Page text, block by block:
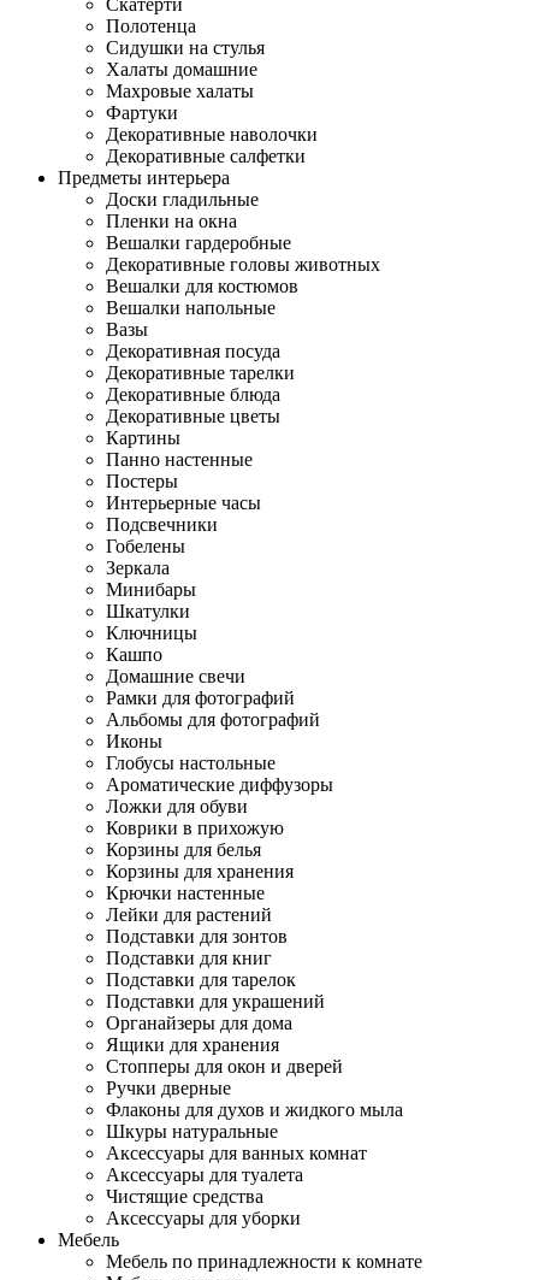
Скатерти
Полотенца
Сидушки на стулья
Халаты домашние
Махровые халаты
Фартуки
Декоративные наволочки
Декоративные салфетки
Предметы интерьера
Доски гладильные
Пленки на окна
Вешалки гардеробные
Декоративные головы животных
Вешалки для костюмов
Вешалки напольные
Вазы
Декоративная посуда
Декоративные тарелки
Декоративные блюда
Декоративные цветы
Картины
Панно настенные
Постеры
Интерьерные часы
Подсвечники
Гобелены
Зеркала
Минибары
Шкатулки
Ключницы
Кашпо
Домашние свечи
Рамки для фотографий
Альбомы для фотографий
Иконы
Глобусы настольные
Ароматические диффузоры
Ложки для обуви
Коврики в прихожую
Корзины для белья
Корзины для хранения
Крючки настенные
Лейки для растений
Подставки для зонтов
Подставки для книг
Подставки для тарелок
Подставки для украшений
Органайзеры для дома
Ящики для хранения
Стопперы для окон и дверей
Ручки дверные
Флаконы для духов и жидкого мыла
Шкуры натуральные
Аксессуары для ванных комнат
Аксессуары для туалета
Чистящие средства
Аксессуары для уборки
Мебель
Мебель по принадлежности к комнате